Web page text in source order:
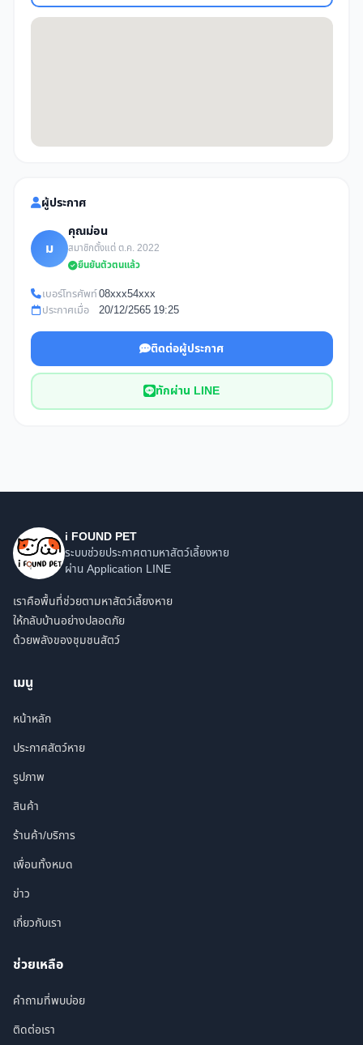
ผู้ประกาศ
ม
คุณม่อน
สมาชิกตั้งแต่ ต.ค. 2022
ยืนยันตัวตนแล้ว
เบอร์โทรศัพท์08xxx54xxx
ประกาศเมื่อ
20/12/2565 19:25
ติดต่อผู้ประกาศ
ทักผ่าน LINE
i FOUND PET
ระบบช่วยประกาศตามหาสัตว์เลี้ยงหาย
ผ่าน Application LINE
เราคือพื้นที่ช่วยตามหาสัตว์เลี้ยงหาย
ให้กลับบ้านอย่างปลอดภัย
ด้วยพลังของชุมชนสัตว์
เมนู
หน้าหลัก
ประกาศสัตว์หาย
รูปภาพ
สินค้า
ร้านค้า/บริการ
เพื่อนทั้งหมด
ข่าว
เกี่ยวกับเรา
ช่วยเหลือ
คำถามที่พบบ่อย
ติดต่อเรา